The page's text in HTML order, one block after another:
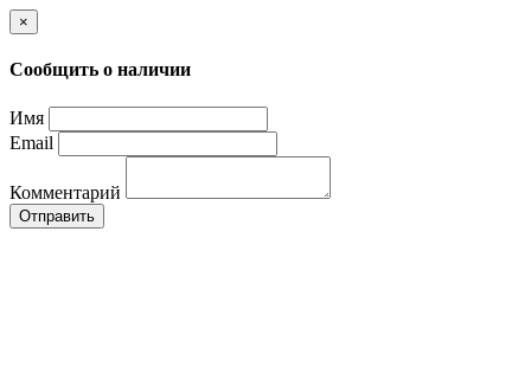
×
Сообщить о наличии
Имя
Email
Комментарий
Отправить